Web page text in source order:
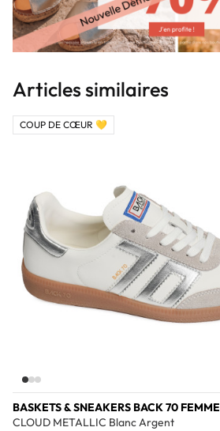
Articles similaires
BASKETS & SNEAKERS BACK 70 FEMME
CLOUD METALLIC Blanc Argent
COUP DE CŒUR 💛